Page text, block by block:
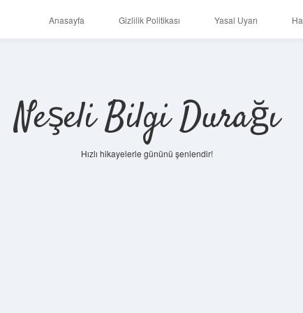
Anasayfa Gizlilik Politikası Yasal Uyarı
Neşeli Bilgi Durağı
Hızlı hikayelerle gününü şenlendir!